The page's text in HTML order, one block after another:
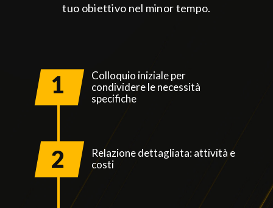
tuo obiettivo nel minor tempo.
1
Colloquio iniziale per
condividere le necessità
specifiche
2
Relazione dettagliata: attività e
costi